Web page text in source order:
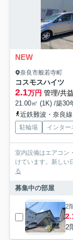
NEW
奈良市般若寺町
コスモスハイツ
2.1万円 管理/共
21.00㎡ (1K) /築30
近鉄難波・奈良線「
駐輪場 インター
室内設備はエアコン
けています。新しい
る
募集中の部屋
2
2